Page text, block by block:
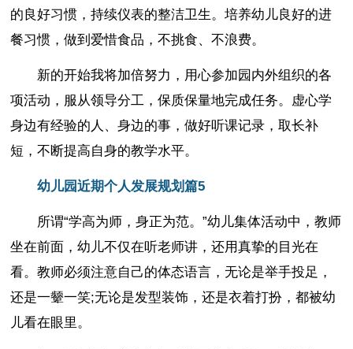
的良好习惯，持续仪表的整洁卫生。培养幼儿良好的进
餐习惯，做到爱惜食品，不挑食、不浪费。
新的开始我将加倍努力，用心参加园内外组织的各
项活动，服从领导分工，保质保量地完成任务。虚心学
身边有经验的人、身边的事，做好听课记录，取长补
短，不断提高自身的教学水平。
幼儿园近期个人发展规划篇5
所谓“学高为师，身正为范。”幼儿集体活动中，教师
坐在前面，幼儿不仅在听老师讲，还用真挚的目光在
看。教师必须注意自己的体态语言，无论是举手投足，
还是一颦一笑;无论是发型装饰，还是衣着打扮，都被幼
儿看在眼里。